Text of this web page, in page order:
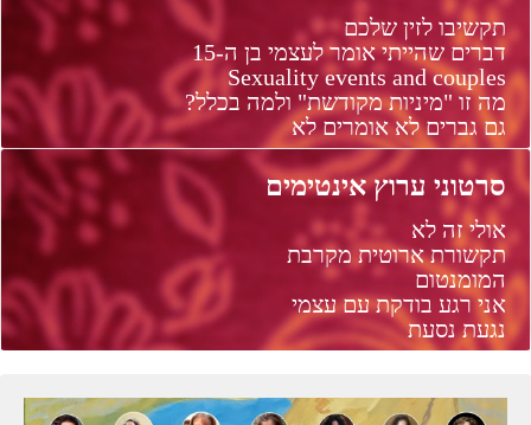
תקשיבו לזין שלכם
דברים שהייתי אומר לעצמי בן ה-15
Sexuality events and couples
מה זו "מיניות מקודשת" ולמה בכלל?
גם גברים לא אומרים לא
סרטוני ערוץ אינטימים
אולי זה לא
תקשורת ארוטית מקרבת
המומנטום
אני רגע בודקת עם עצמי
נגעת נסעת